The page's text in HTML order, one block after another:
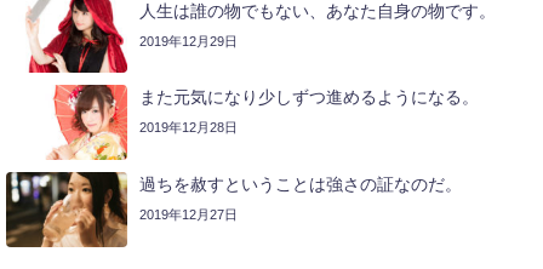
人生は誰の物でもない、あなた自身の物です。
2019年12月29日
また元気になり少しずつ進めるようになる。
2019年12月28日
過ちを赦すということは強さの証なのだ。
2019年12月27日